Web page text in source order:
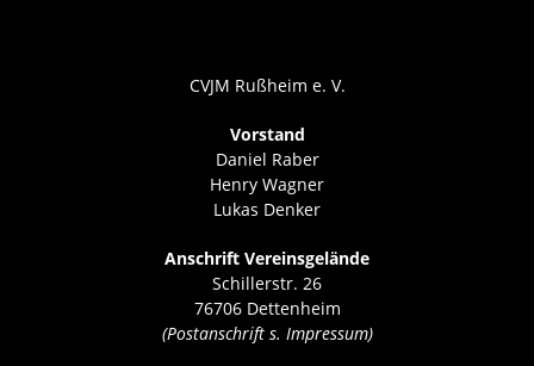
CVJM Rußheim e. V.
Vorstand
Daniel Raber
Henry Wagner
Lukas Denker
Anschrift Vereinsgelände
Schillerstr. 26
76706 Dettenheim
(Postanschrift s. Impressum)